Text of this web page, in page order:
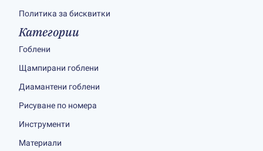
Политика за бисквитки
Категории
Гоблени
Щампирани гоблени
Диамантени гоблени
Рисуване по номера
Инструменти
Материали